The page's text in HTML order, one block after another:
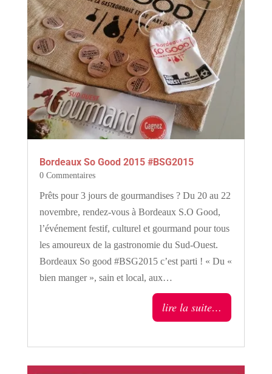
Bordeaux So Good 2015 #BSG2015
0 Commentaires
Prêts pour 3 jours de gourmandises ? Du 20 au 22
novembre, rendez-vous à Bordeaux S.O Good,
l’événement festif, culturel et gourmand pour tous
les amoureux de la gastronomie du Sud-Ouest.
Bordeaux So good #BSG2015 c’est parti ! « Du «
bien manger », sain et local, aux…
lire la suite…